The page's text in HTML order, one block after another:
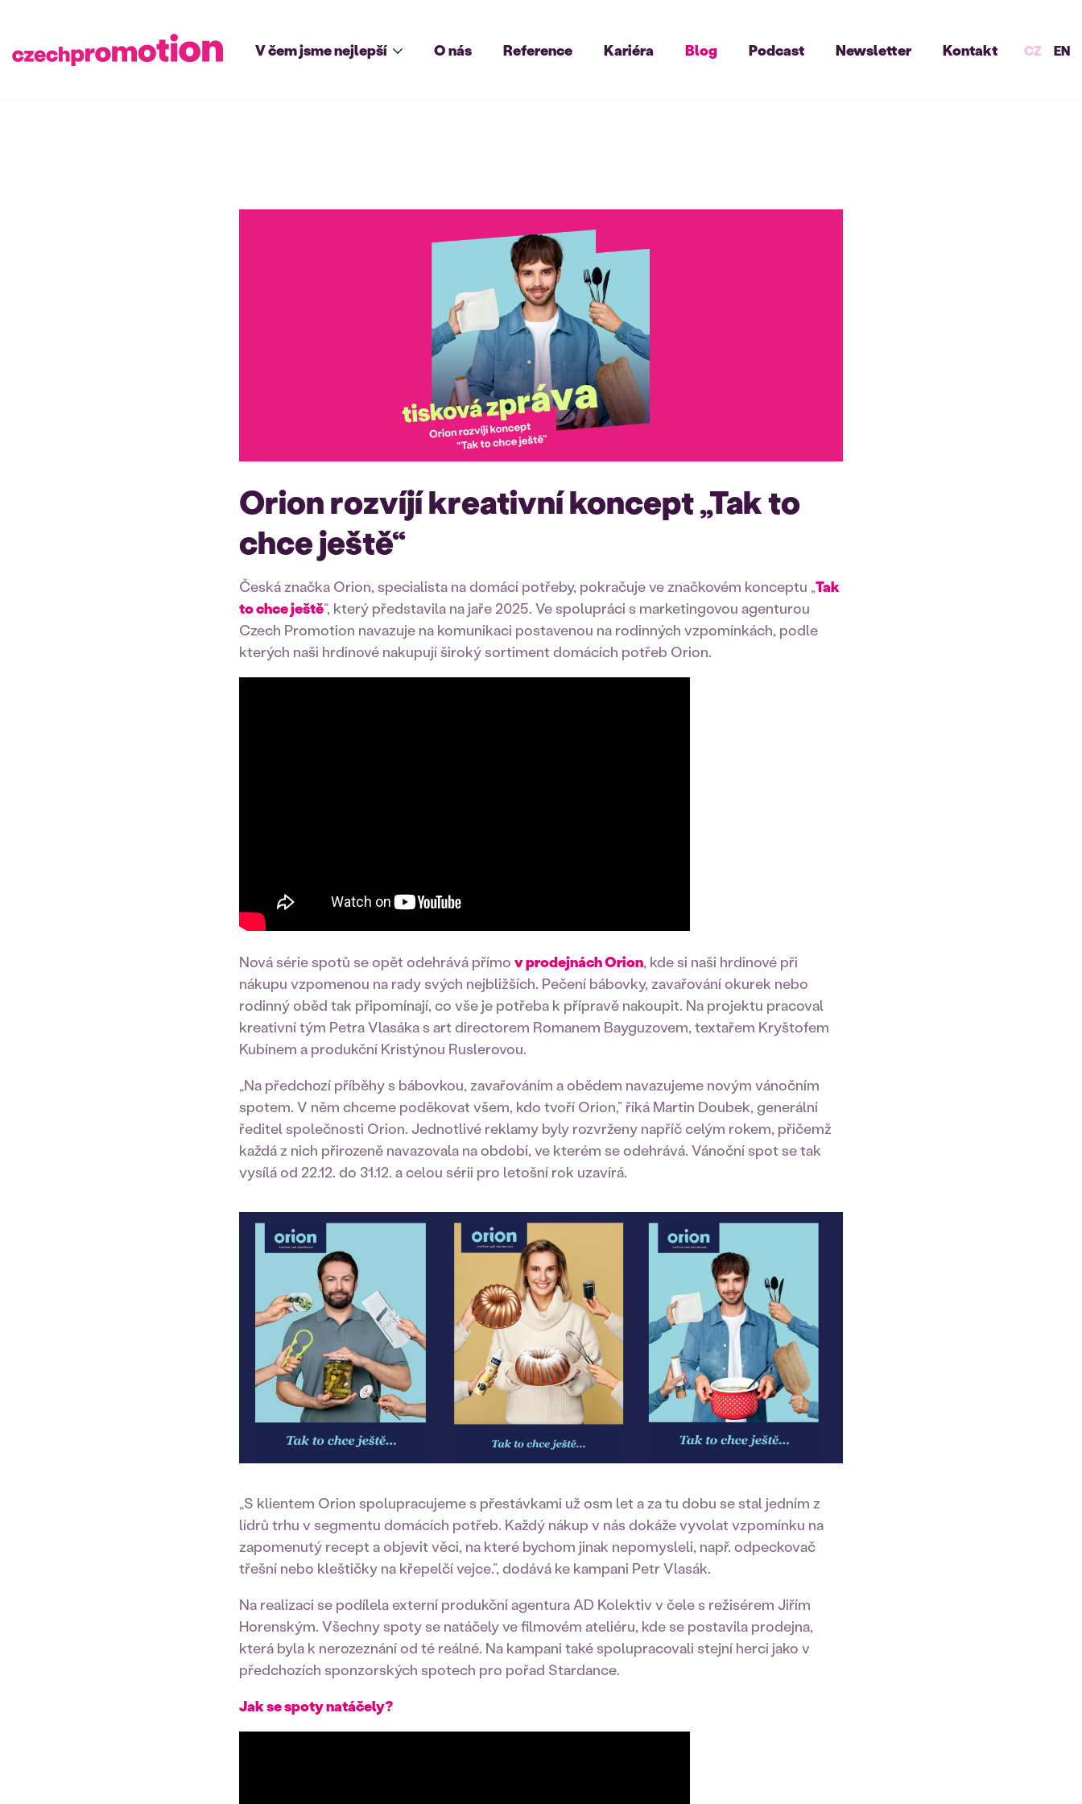
V čem jsme nejlepší O nás Reference Kariéra Blog Podcast Newsletter Kontakt CZ EN
Orion rozvíjí kreativní koncept „Tak to
chce ještě“
Česká značka Orion, specialista na domácí potřeby, pokračuje ve značkovém konceptu „Tak
to chce ještě“, který představila na jaře 2025. Ve spolupráci s marketingovou agenturou
Czech Promotion navazuje na komunikaci postavenou na rodinných vzpomínkách, podle
kterých naši hrdinové nakupují široký sortiment domácích potřeb Orion.
Nová série spotů se opět odehrává přímo v prodejnách Orion, kde si naši hrdinové při
nákupu vzpomenou na rady svých nejbližších. Pečení bábovky, zavařování okurek nebo
rodinný oběd tak připomínají, co vše je potřeba k přípravě nakoupit. Na projektu pracoval
kreativní tým Petra Vlasáka s art directorem Romanem Bayguzovem, textařem Kryštofem
Kubínem a produkční Kristýnou Ruslerovou.
„Na předchozí příběhy s bábovkou, zavařováním a obědem navazujeme novým vánočním
spotem. V něm chceme poděkovat všem, kdo tvoří Orion,” říká Martin Doubek, generální
ředitel společnosti Orion. Jednotlivé reklamy byly rozvrženy napříč celým rokem, přičemž
každá z nich přirozeně navazovala na období, ve kterém se odehrává. Vánoční spot se tak
vysílá od 22.12. do 31.12. a celou sérii pro letošní rok uzavírá.
„S klientem Orion spolupracujeme s přestávkami už osm let a za tu dobu se stal jedním z
lídrů trhu v segmentu domácích potřeb. Každý nákup v nás dokáže vyvolat vzpomínku na
zapomenutý recept a objevit věci, na které bychom jinak nepomysleli, např. odpeckovač
třešní nebo kleštičky na křepelčí vejce.”, dodává ke kampani Petr Vlasák.
Na realizaci se podílela externí produkční agentura AD Kolektiv v čele s režisérem Jiřím
Horenským. Všechny spoty se natáčely ve filmovém ateliéru, kde se postavila prodejna,
která byla k nerozeznání od té reálné. Na kampani také spolupracovali stejní herci jako v
předchozích sponzorských spotech pro pořad Stardance.
Jak se spoty natáčely?